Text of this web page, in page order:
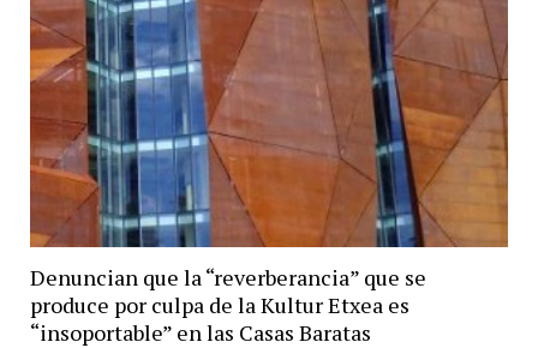
Denuncian que la “reverberancia” que se
produce por culpa de la Kultur Etxea es
“insoportable” en las Casas Baratas